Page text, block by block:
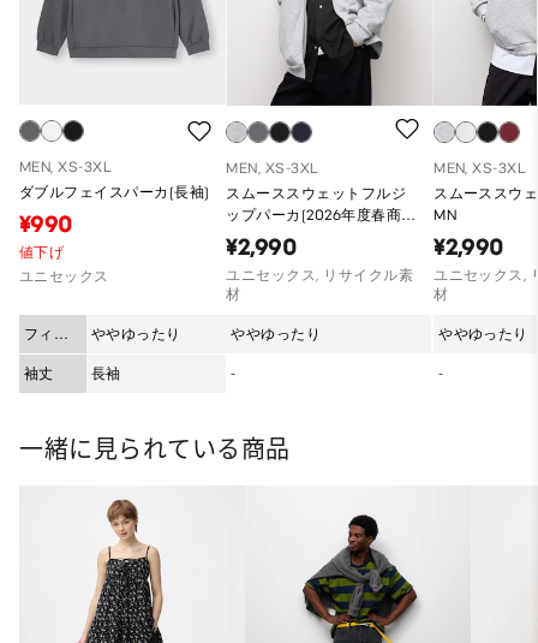
MEN, XS-3XL
ダブルフェイスパーカ(長袖)
¥990
値下げ
ユニセックス
フィッ
ト
ややゆったり
袖丈 長袖
MEN, XS-3XL
スムーススウェットフルジ
ップパーカ(2026年度春商
品)
¥2,990
ユニセックス, リサイクル素
材
ややゆったり
-
MEN, XS-3XL
スムーススウ
MN
¥2,990
ユニセックス,
材
ややゆったり
-
一緒に見られている商品